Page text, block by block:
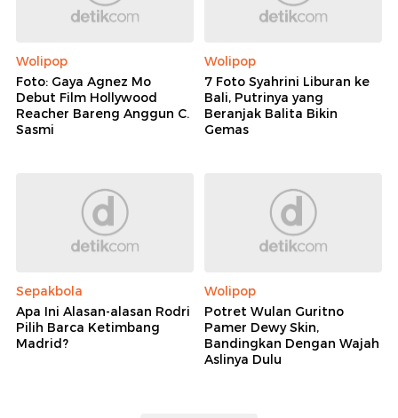
Wolipop
Foto: Gaya Agnez Mo
Debut Film Hollywood
Reacher Bareng Anggun C.
Sasmi
Wolipop
7 Foto Syahrini Liburan ke
Bali, Putrinya yang
Beranjak Balita Bikin
Gemas
Sepakbola
Apa Ini Alasan-alasan Rodri
Pilih Barca Ketimbang
Madrid?
Wolipop
Potret Wulan Guritno
Pamer Dewy Skin,
Bandingkan Dengan Wajah
Aslinya Dulu